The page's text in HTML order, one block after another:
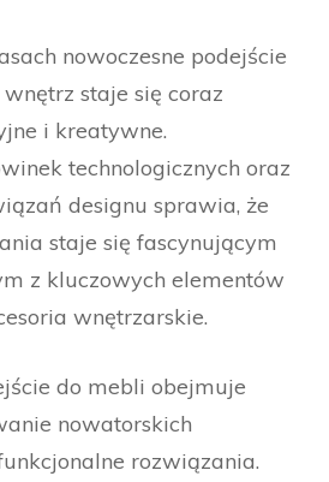
nowoczesne podejście
staje się coraz
i kreatywne.
technologicznych oraz
designu sprawia, że
staje się fascynującym
z kluczowych elementów
wnętrzarskie.
do mebli obejmuje
nowatorskich
rozwiązania.